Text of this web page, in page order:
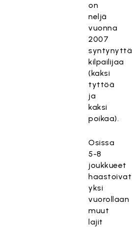
on
neljä
vuonna
2007
syntynyttä
kilpailijaa
(kaksi
tyttöä
ja
kaksi
poikaa).
Osissa
5-8
joukkueet
haastoivat
yksi
vuorollaan
muut
lajit